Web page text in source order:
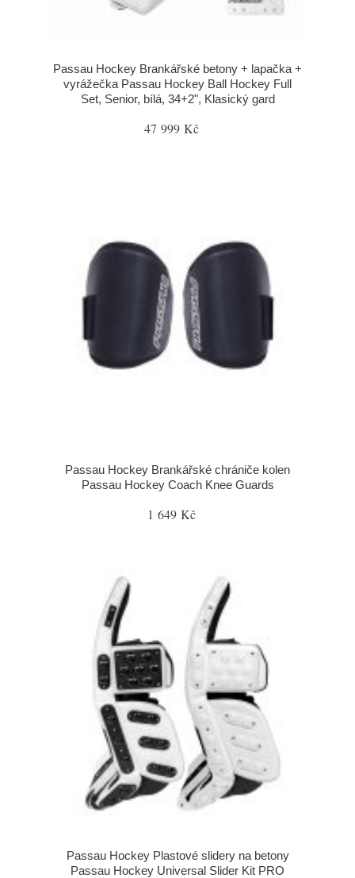
Passau Hockey Brankářské betony + lapačka +
vyrážečka Passau Hockey Ball Hockey Full
Set, Senior, bílá, 34+2", Klasický gard
47 999 Kč
Passau Hockey Brankářské chrániče kolen
Passau Hockey Coach Knee Guards
1 649 Kč
Passau Hockey Plastové slidery na betony
Passau Hockey Universal Slider Kit PRO